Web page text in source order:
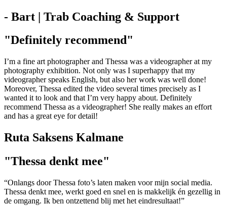
- Bart | Trab Coaching & Support
"Definitely recommend"
I’m a fine art photographer and Thessa was a videographer at my
photography exhibition. Not only was I superhappy that my
videographer speaks English, but also her work was well done!
Moreover, Thessa edited the video several times precisely as I
wanted it to look and that I’m very happy about. Definitely
recommend Thessa as a videographer! She really makes an effort
and has a great eye for detail!
Ruta Saksens Kalmane
"Thessa denkt mee"
“Onlangs door Thessa foto’s laten maken voor mijn social media.
Thessa denkt mee, werkt goed en snel en is makkelijk én gezellig in
de omgang. Ik ben ontzettend blij met het eindresultaat!”